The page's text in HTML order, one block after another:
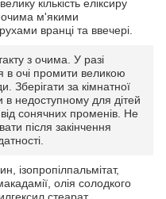
кількість еліксиру
очима м'якими
вранці та ввечері.
з очима. У разі
в очі промити великою
Зберігати за кімнатної
в недоступному для дітей
від сонячних променів. Не
після закінчення
ізопропілпальмітат,
олія солодкого